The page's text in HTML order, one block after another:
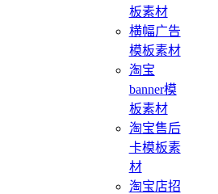
板素材
横幅广告
模板素材
淘宝
banner模
板素材
淘宝售后
卡模板素
材
淘宝店招